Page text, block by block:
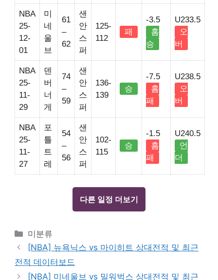
NBA
25-
12-
01
미
네
울
브
61
–
62
샌
안
스
퍼
125-
112
패
-3.5
홈
승
U233.5
오
버
NBA
25-
11-
29
덴
버
너
게
74
–
59
샌
안
스
퍼
136-
139
승
-7.5
홈
패
U238.5
오
버
NBA
25-
11-
27
포
틀
트
레
54
–
56
샌
안
스
퍼
102-
115
승
-1.5
홈
패
U240.5
언
더
다른 일정 더보기
Categories
미분류
[NBA] 뉴욕닉스 vs 마이히트 상대전적 및 최근
전적 데이터보드
[NBA] 미네울브 vs 밀워벅스 상대전적 및 최근